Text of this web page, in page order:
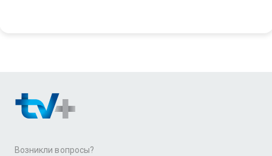
Возникли вопросы?